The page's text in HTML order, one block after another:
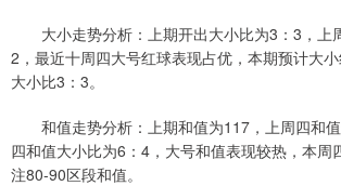
大小走势分析：上期开出大小比为3：3，上
2，最近十周四大号红球表现占优，本期预计大
大小比3：3。
和值走势分析：上期和值为117，上周四和
四和值大小比为6：4，大号和值表现较热，本周
注80-90区段和值。